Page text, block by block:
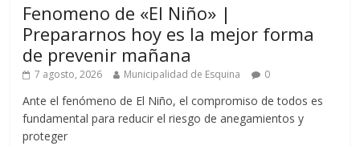
Fenomeno de «El Niño» |
Prepararnos hoy es la mejor forma
de prevenir mañana
7 agosto, 2026 Municipalidad de Esquina 0
Ante el fenómeno de El Niño, el compromiso de todos es
fundamental para reducir el riesgo de anegamientos y
proteger